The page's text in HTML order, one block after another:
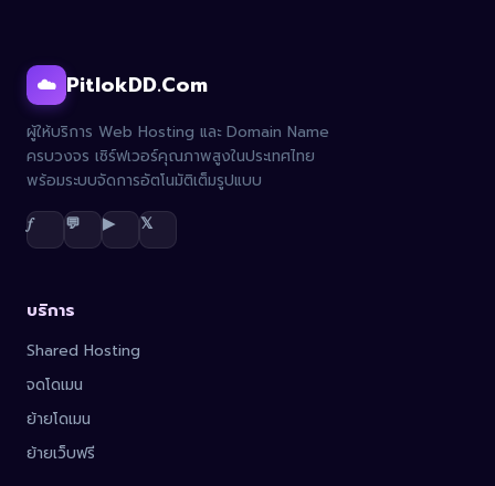
☁️ PitlokDD.Com
ผู้ให้บริการ Web Hosting และ Domain Name
ครบวงจร เซิร์ฟเวอร์คุณภาพสูงในประเทศไทย
พร้อมระบบจัดการอัตโนมัติเต็มรูปแบบ
𝑓
💬 ▶ 𝕏
บริการ
Shared Hosting
จดโดเมน
ย้ายโดเมน
ย้ายเว็บฟรี